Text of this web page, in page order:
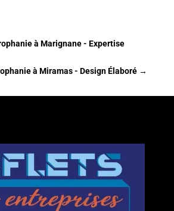
à Marignane - Expertise
à Miramas - Design Élaboré →